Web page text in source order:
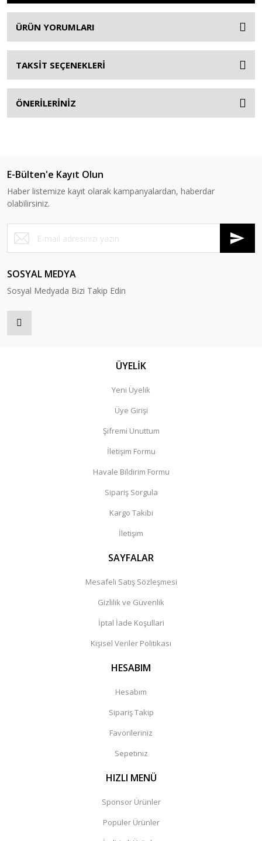
ÜRÜN YORUMLARI
TAKSİT SEÇENEKLERİ
ÖNERİLERİNİZ
E-Bülten'e Kayıt Olun
Haber listemize kayıt olarak kampanyalardan, haberdar
olabilirsiniz.
SOSYAL MEDYA
Sosyal Medyada Bizi Takip Edin
ÜYELİK
Yeni Üyelik
Üye Girişi
Şifremi Unuttum
İletişim Formu
Havale Bildirim Formu
Sipariş Sorgula
Kargo Takibi
İletişim
SAYFALAR
Mesafeli Satış Sözleşmesi
Gizlilik ve Güvenlik
İptal İade Koşullari
Kişisel Veriler Politikası
HESABIM
Hesabım
Sipariş Takip
Favorileriniz
Sepetiniz
HIZLI MENÜ
Sponsor Ürünler
Popüler Ürünler